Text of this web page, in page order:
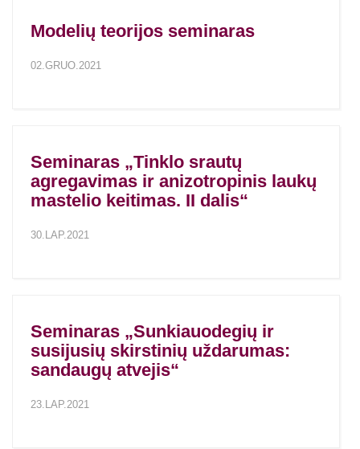
Modelių teorijos seminaras
02.GRUO.2021
Seminaras „Tinklo srautų
agregavimas ir anizotropinis laukų
mastelio keitimas. II dalis“
30.LAP.2021
Seminaras „Sunkiauodegių ir
susijusių skirstinių uždarumas:
sandaugų atvejis“
23.LAP.2021